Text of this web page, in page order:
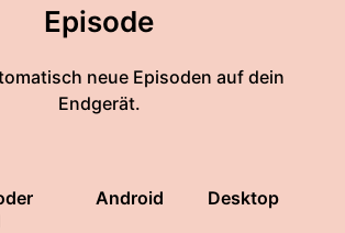
Episode
neue Episoden auf dein
Endgerät.
Android Desktop